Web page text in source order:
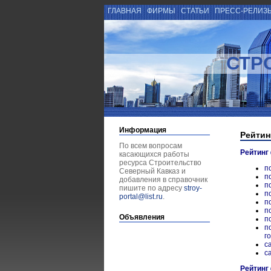
ГЛАВНАЯ ФИРМЫ СТАТЬИ ПРЕСС-
Информация
По всем вопросам
касающихся работы
ресурса Строительство
Северный Кавказ и
добавления в справочник
пишите по адресу stroy-
portal@list.ru.
Объявления
Рейтинг